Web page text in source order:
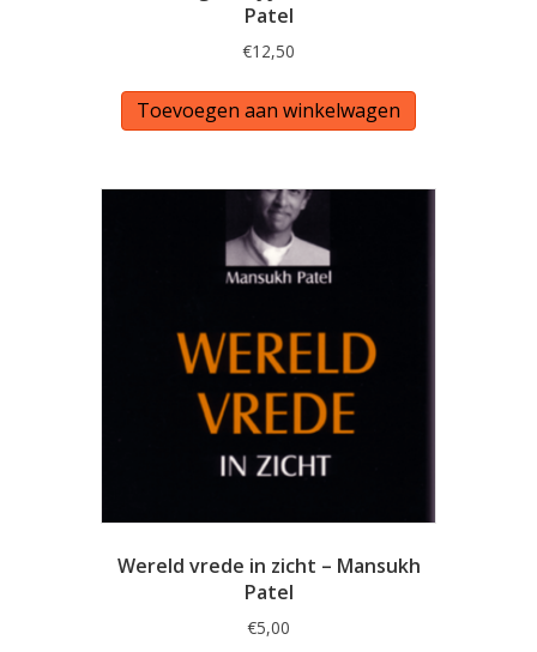
Patel
€12,50
Toevoegen aan winkelwagen
Wereld vrede in zicht – Mansukh
Patel
€5,00